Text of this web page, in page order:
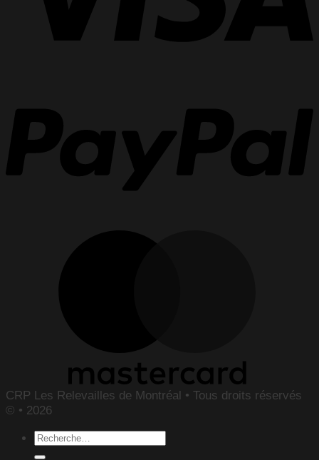
CRP Les Relevailles de Montréal • Tous droits réservés
© • 2026
Recherche
pour :